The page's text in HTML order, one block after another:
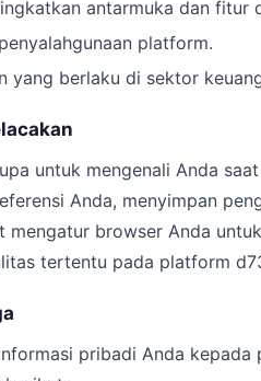
antarmuka dan fitur
platform.
yang berlaku di sektor
untuk mengenali Anda
Anda, menyimpan
mengatur browser Anda
tertentu pada platform
pribadi Anda kepada